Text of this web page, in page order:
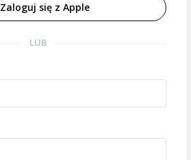
Zaloguj się z Apple
LUB